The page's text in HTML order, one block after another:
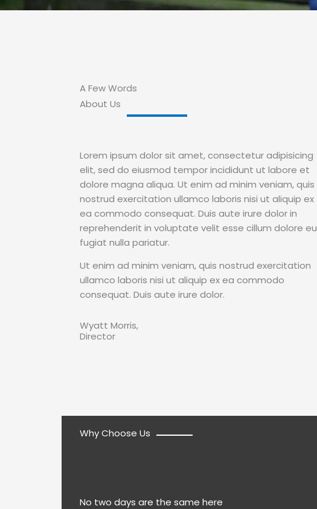
A Few Words
About Us
Lorem ipsum dolor sit amet, consectetur adipisicing
elit, sed do eiusmod tempor incididunt ut labore et
dolore magna aliqua. Ut enim ad minim veniam, quis
nostrud exercitation ullamco laboris nisi ut aliquip ex
ea commodo consequat. Duis aute irure dolor in
reprehenderit in voluptate velit esse cillum dolore eu
fugiat nulla pariatur.
Ut enim ad minim veniam, quis nostrud exercitation
ullamco laboris nisi ut aliquip ex ea commodo
consequat. Duis aute irure dolor.
Wyatt Morris,
Director
Why Choose Us
No two days are the same here